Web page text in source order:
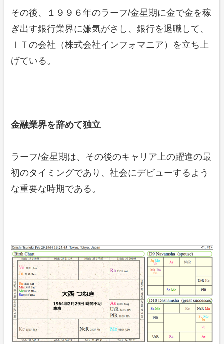
その後、１９９６年のラーフ/金星期に金で金を稼
ぎ出す銀行業界に嫌気がさし、銀行を退職して、
ＩＴの会社（株式会社インフォマニア）を立ち上
げている。
金融業界を辞めて独立
ラーフ/金星期は、その後のキャリア上の躍進の最
初のタイミングであり、社会にデビューするよう
な重要な時期である。